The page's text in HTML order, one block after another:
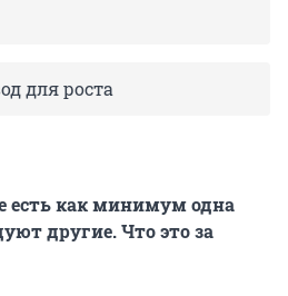
для роста
есть как минимум одна
другие. Что это за